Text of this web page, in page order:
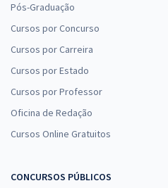
Pós-Graduação
Cursos por Concurso
Cursos por Carreira
Cursos por Estado
Cursos por Professor
Oficina de Redação
Cursos Online Gratuitos
CONCURSOS PÚBLICOS